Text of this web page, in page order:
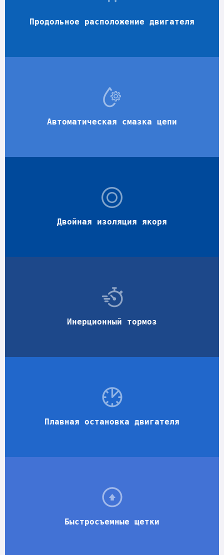
Продольное расположение двигателя
Автоматическая смазка цепи
Двойная изоляция якоря
Инерционный тормоз
Плавная остановка двигателя
Быстросъемные щетки